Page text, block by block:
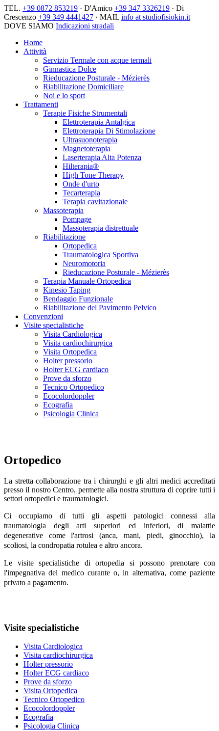
TEL. +39 0872 853219 · D'Amico +39 347 3326219 · Di
Crescenzo +39 349 4441427 · MAIL info at studiofisiokin.it
DOVE SIAMO Indicazioni stradali
Home
Attività
Servizio Termale con acque termali
Ginnastica Dolce
Rieducazione Posturale - Mézierès
Riabilitazione Domiciliare
Noi e lo sport
Trattamenti
Terapie Fisiche Strumentali
Elettroterapia Antalgica
Elettroterapia Di Stimolazione
Ultrasuonoterapia
Magnetoterapia
Laserterapia Alta Potenza
Hilterapia®
High Tone Therapy
Onde d'urto
Tecarterapia
Terapia cavitazionale
Massoterapia
Pompage
Massoterapia distrettuale
Riabilitazione
Ortopedica
Traumatologica Sportiva
Neuromotoria
Rieducazione Posturale - Mézierès
Terapia Manuale Ortopedica
Kinesio Taping
Bendaggio Funzionale
Riabilitazione del Pavimento Pelvico
Convenzioni
Visite specialistiche
Visita Cardiologica
Visita cardiochirurgica
Visita Ortopedica
Holter pressorio
Holter ECG cardiaco
Prove da sforzo
Tecnico Ortopedico
Ecocolordoppler
Ecografia
Psicologia Clinica
Ortopedico
La stretta collaborazione tra i chirurghi e gli altri medici accreditati
presso il nostro Centro, permette alla nostra struttura di coprire tutti i
settori ortopedici e traumatologici.
Ci occupiamo di tutti gli aspetti patologici connessi alla
traumatologia degli arti superiori ed inferiori, di malattie
degenerative come l'artrosi (anca, mani, piedi, ginocchio), la
scoliosi, la condropatia rotulea e altro ancora.
Le visite specialistiche di ortopedia si possono prenotare con
l'impegnativa del medico curante o, in alternativa, come paziente
privato a pagamento.
Visite specialistiche
Visita Cardiologica
Visita cardiochirurgica
Holter pressorio
Holter ECG cardiaco
Prove da sforzo
Visita Ortopedica
Tecnico Ortopedico
Ecocolordoppler
Ecografia
Psicologia Clinica